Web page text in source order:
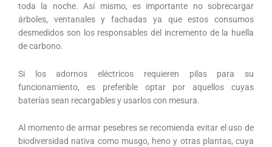
toda la noche. Así mismo, es importante no sobrecargar
árboles, ventanales y fachadas ya que estos consumos
desmedidos son los responsables del incremento de la huella
de carbono.
Si los adornos eléctricos requieren pilas para su
funcionamiento, es preferible optar por aquellos cuyas
baterías sean recargables y usarlos con mesura.
Al momento de armar pesebres se recomienda evitar el uso de
biodiversidad nativa como musgo, heno y otras plantas, cuya